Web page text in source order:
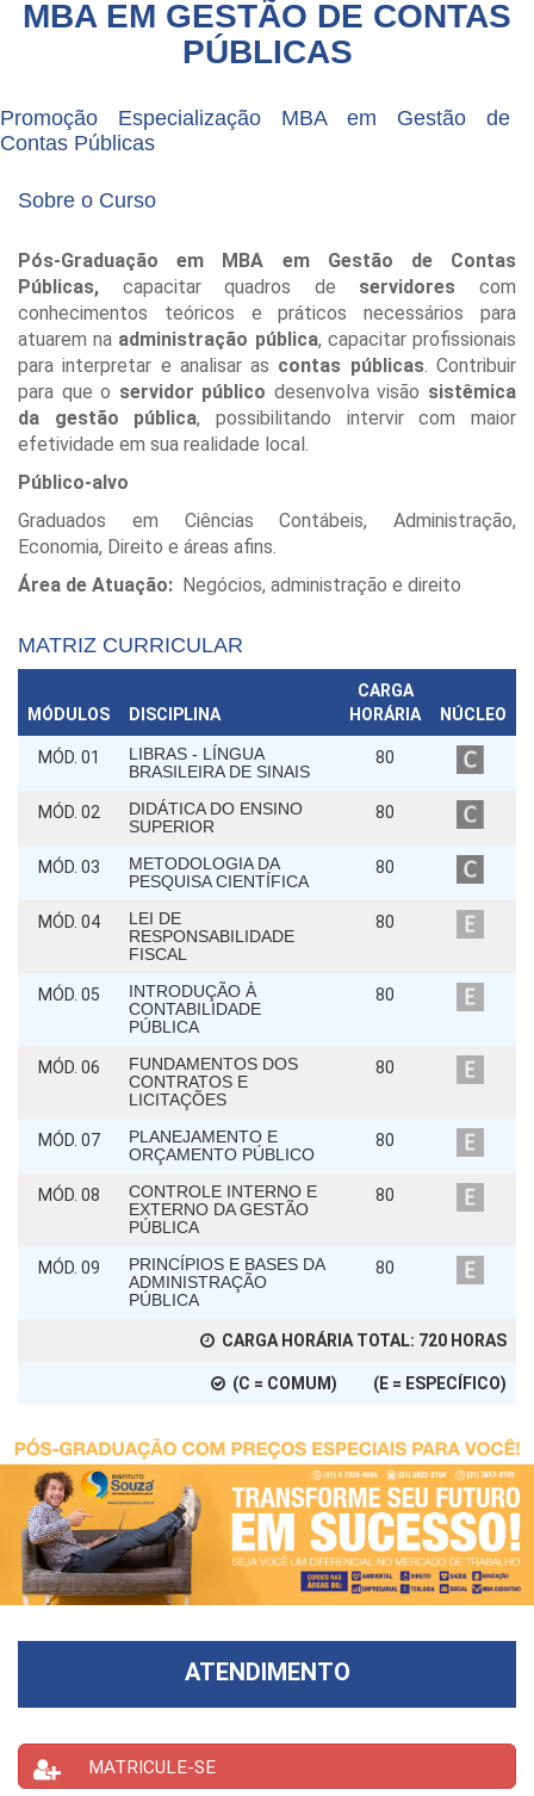
MBA EM GESTÃO DE CONTAS
PÚBLICAS
Promoção Especialização MBA em Gestão de
Contas Públicas
Sobre o Curso
Pós-Graduação em MBA em Gestão de Contas
Públicas, capacitar quadros de servidores com
conhecimentos teóricos e práticos necessários para
atuarem na administração pública, capacitar profissionais
para interpretar e analisar as contas públicas. Contribuir
para que o servidor público desenvolva visão sistêmica
da gestão pública, possibilitando intervir com maior
efetividade em sua realidade local.
Público-alvo
Graduados em Ciências Contábeis, Administração,
Economia, Direito e áreas afins.
Área de Atuação: Negócios, administração e direito
MATRIZ CURRICULAR
MÓDULOS DISCIPLINA
CARGA
HORÁRIA
NÚCLEO
MÓD. 01
LIBRAS - LÍNGUA
BRASILEIRA DE SINAIS
80
MÓD. 02
DIDÁTICA DO ENSINO
SUPERIOR
80
MÓD. 03
METODOLOGIA DA
PESQUISA CIENTÍFICA
80
MÓD. 04
LEI DE
RESPONSABILIDADE
FISCAL
80
MÓD. 05
INTRODUÇÃO À
CONTABILIDADE
PÚBLICA
80
MÓD. 06
FUNDAMENTOS DOS
CONTRATOS E
LICITAÇÕES
80
MÓD. 07
PLANEJAMENTO E
ORÇAMENTO PÚBLICO
80
MÓD. 08
CONTROLE INTERNO E
EXTERNO DA GESTÃO
PÚBLICA
80
MÓD. 09
PRINCÍPIOS E BASES DA
ADMINISTRAÇÃO
PÚBLICA
80
CARGA HORÁRIA TOTAL: 720 HORAS
(C = COMUM) (E = ESPECÍFICO)
ATENDIMENTO
MATRICULE-SE